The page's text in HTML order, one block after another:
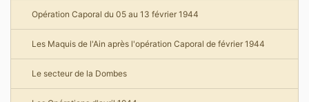
Opération Caporal du 05 au 13 février 1944
Les Maquis de l'Ain après l'opération Caporal de février 1944
Le secteur de la Dombes